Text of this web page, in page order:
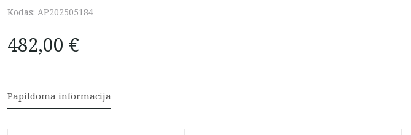
Kodas: AP202505184
482,00 €
Papildoma informacija